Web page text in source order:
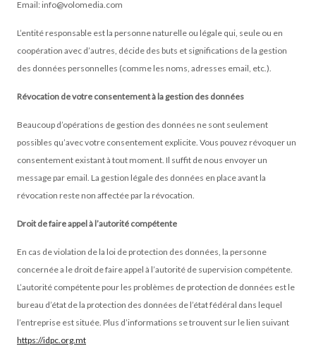
Email: info@volomedia.com
L’entité responsable est la personne naturelle ou légale qui, seule ou en
coopération avec d’autres, décide des buts et significations de la gestion
des données personnelles (comme les noms, adresses email, etc.).
Révocation de votre consentement à la gestion des données
Beaucoup d’opérations de gestion des données ne sont seulement
possibles qu’avec votre consentement explicite. Vous pouvez révoquer un
consentement existant à tout moment. Il suffit de nous envoyer un
message par email. La gestion légale des données en place avant la
révocation reste non affectée par la révocation.
Droit de faire appel à l’autorité compétente
En cas de violation de la loi de protection des données, la personne
concernée a le droit de faire appel à l’autorité de supervision compétente.
L’autorité compétente pour les problèmes de protection de données est le
bureau d’état de la protection des données de l’état fédéral dans lequel
l’entreprise est située. Plus d’informations se trouvent sur le lien suivant
https://idpc.org.mt